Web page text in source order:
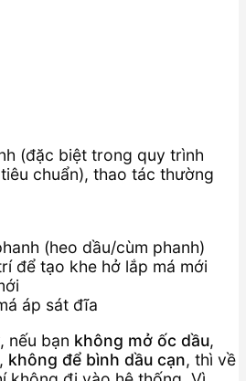
(đặc biệt trong quy trình
tiêu chuẩn), thao tác thường
(heo dầu/cùm phanh)
để tạo khe hở lắp má mới
áp sát đĩa
nếu bạn không mở ốc dầu,
, không để bình dầu cạn, thì về